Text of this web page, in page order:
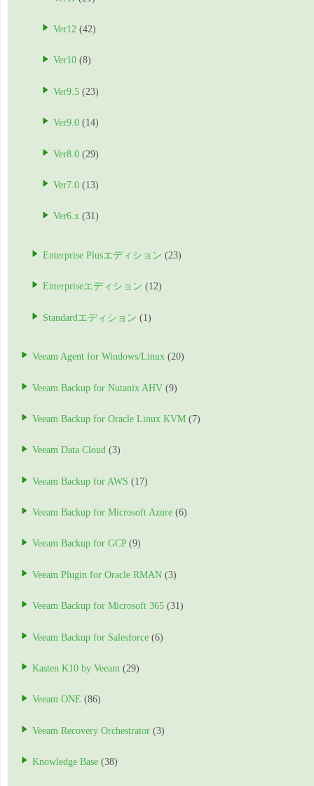
Ver12 (42)
Ver10 (8)
Ver9.5 (23)
Ver9.0 (14)
Ver8.0 (29)
Ver7.0 (13)
Ver6.x (31)
Enterprise Plusエディション (23)
Enterpriseエディション (12)
Standardエディション (1)
Veeam Agent for Windows/Linux (20)
Veeam Backup for Nutanix AHV (9)
Veeam Backup for Oracle Linux KVM (7)
Veeam Data Cloud (3)
Veeam Backup for AWS (17)
Veeam Backup for Microsoft Azure (6)
Veeam Backup for GCP(9)
Veeam Plugin for Oracle RMAN (3)
Veeam Backup for Microsoft 365 (31)
Veeam Backup for Salesforce (6)
Kasten K10 by Veeam (29)
Veeam ONE (86)
Veeam Recovery Orchestrator (3)
Knowledge Base (38)